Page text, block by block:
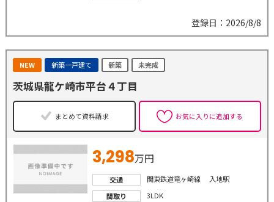
登録日：2026/8/8
NEW 新築一戸建て 新築 未完成
茨城県龍ケ崎市平台４丁目
まとめて資料請求 お気に入りに追加する
3,298万円
交通
関東鉄道竜ヶ崎線 入地駅
間取り
3LDK